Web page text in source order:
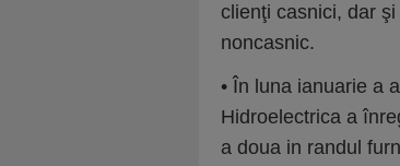
clienţi casnici, dar
noncasnic.
• În luna ianuarie a
Hidroelectrica a
a doua in randul